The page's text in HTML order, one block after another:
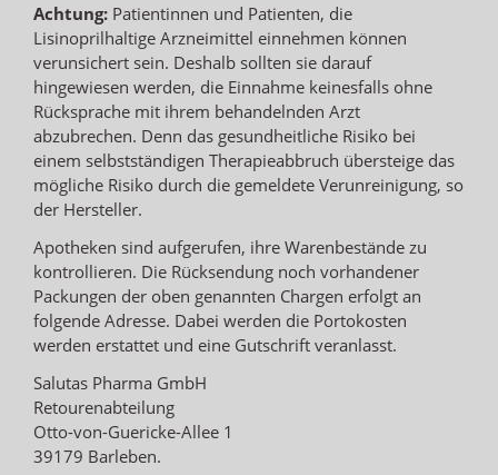
Achtung: Patientinnen und Patienten, die
Lisinoprilhaltige Arzneimittel einnehmen können
verunsichert sein. Deshalb sollten sie darauf
hingewiesen werden, die Einnahme keinesfalls ohne
Rücksprache mit ihrem behandelnden Arzt
abzubrechen. Denn das gesundheitliche Risiko bei
einem selbstständigen Therapieabbruch übersteige das
mögliche Risiko durch die gemeldete Verunreinigung, so
der Hersteller.
Apotheken sind aufgerufen, ihre Warenbestände zu
kontrollieren. Die Rücksendung noch vorhandener
Packungen der oben genannten Chargen erfolgt an
folgende Adresse. Dabei werden die Portokosten
werden erstattet und eine Gutschrift veranlasst.
Salutas Pharma GmbH
Retourenabteilung
Otto-von-Guericke-Allee 1
39179 Barleben.